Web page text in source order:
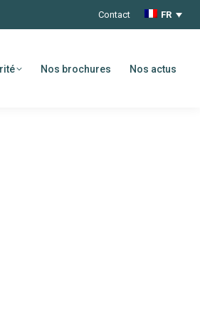
Contact FR
Nos brochures Nos actus